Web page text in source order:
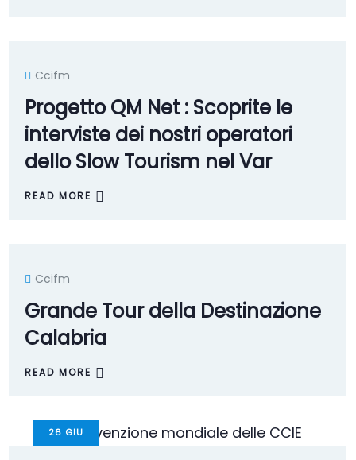
Ccifm
Progetto QM Net : Scoprite le
interviste dei nostri operatori
dello Slow Tourism nel Var
READ MORE
Ccifm
Grande Tour della Destinazione
Calabria
READ MORE
26 GIU